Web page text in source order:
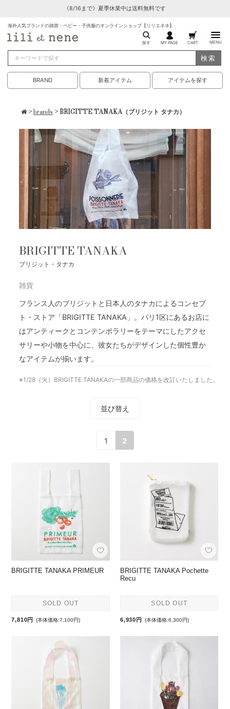
《8/16まで》夏季休業中は送料無料です
海外人気ブランドの雑貨・ベビー・子供服のオンラインショップ【リリエネネ】
探す MY PAGE CART MENU
検索
BRAND 新着アイテム アイテムを探す
>brands > BRIGITTE TANAKA（ブリジット タナカ）
BRIGITTE TANAKA
ブリジット・タナカ
雑貨
フランス人のブリジットと日本人のタナカによるコンセプ
ト・ストア「BRIGITTE TANAKA」。パリ1区にあるお店に
はアンティークとコンテンポラリーをテーマにしたアクセ
サリーや小物を中心に、彼女たちがデザインした個性豊か
なアイテムが揃います。
※1/28（火）BRIGITTE TANAKAの一部商品の価格を改訂いたしました。
並び替え
1 2
BRIGITTE TANAKA PRIMEUR
SOLD OUT
7,810円 (本体価格:7,100円)
BRIGITTE TANAKA Pochette
Recu
SOLD OUT
6,930円 (本体価格:6,300円)